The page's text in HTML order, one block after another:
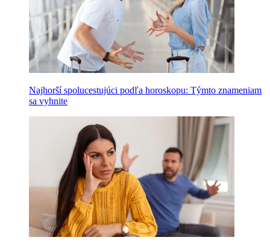
Najhorší spolucestujúci podľa horoskopu: Týmto znameniam
sa vyhnite